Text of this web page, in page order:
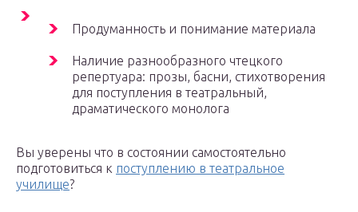
Продуманность и понимание материала
Наличие разнообразного чтецкого
репертуара: прозы, басни, стихотворения
для поступления в театральный,
драматического монолога
Вы уверены что в состоянии самостоятельно
подготовиться к поступлению в театральное
училище?